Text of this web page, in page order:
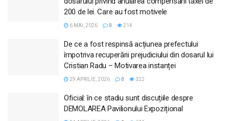
200 de lei. Care au fost motivele
6 MAI, 2026 0 214
De ce a fost respinsă acțiunea prefectului
împotriva recuperării prejudiciului din dosarul lui
Cristian Radu – Motivarea instanței
29 APRILIE, 2026 0 322
Oficial: în ce stadiu sunt discuțiile despre
DEMOLAREA Pavilionului Expozițional